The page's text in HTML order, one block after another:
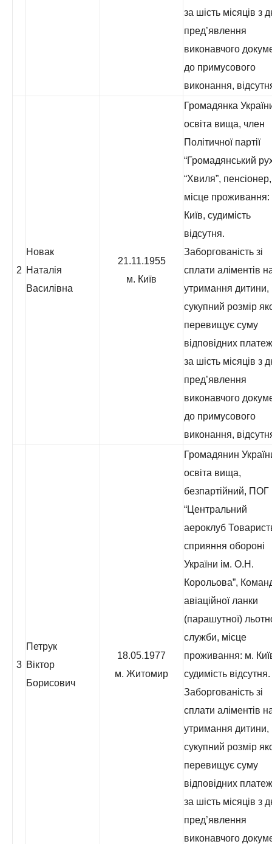
за шість місяців з
пред’явлення
виконавчого
до примусового
виконання,
2
Новак
Наталія
Василівна
21.11.1955
м. Київ
Громадянка
освіта вища, член
Політичної партії
“Громадянський
“Хвиля”, пенсіонер,
місце
Київ, судимість
відсутня.
Заборгованість зі
сплати аліментів
утримання дитини,
сукупний розмір
перевищує суму
відповідних
за шість місяців з
пред’явлення
виконавчого
до примусового
виконання,
3
Петрук
Віктор
Борисович
18.05.1977
м. Житомир
Громадянин
освіта вища,
безпартійний, ПОГ
“Центральний
аероклуб
сприяння обороні
України ім. О.Н.
Корольова”,
авіаційної ланки
(парашутної)
служби, місце
проживання: м.
судимість відсутня.
Заборгованість зі
сплати аліментів
утримання дитини,
сукупний розмір
перевищує суму
відповідних
за шість місяців з
пред’явлення
виконавчого